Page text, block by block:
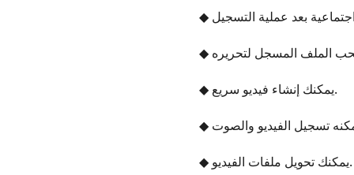
◆ يمكنك إنشاء فيديو سريع.
◆ يمكنك تحويل ملفات الفيديو.